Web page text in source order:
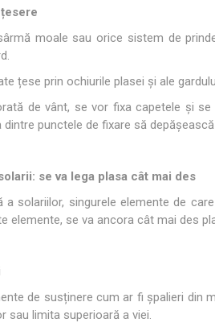
sau țesere
moale sau orice sistem de
țese prin ochiurile plasei și ale
de vânt, se vor fixa capetele și
punctele de fixare să
se va lega plasa cât mai des
a solariilor, singurele elemente de
elemente, se va ancora cât mai des
de susținere cum ar fi șpalieri din
sau limita superioară a viei.